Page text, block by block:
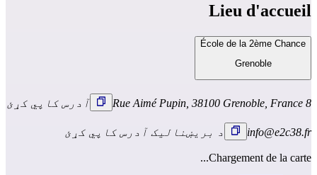
Lieu d'accueil
École de la 2ème Chance
Grenoble
8 Rue Aimé Pupin, 38100 Grenoble, France آدرس کاپي کړئ
info@e2c38.fr د بریښنالیک آدرس کاپي کړئ
Chargement de la carte...